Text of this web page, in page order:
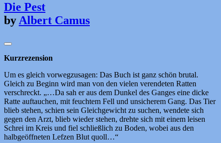
Die Pest
byAlbert Camus
Kurzrezension
Um es gleich vorwegzusagen: Das Buch ist ganz schön brutal.
Gleich zu Beginn wird man von den vielen verendeten Ratten
verschreckt. „…Da sah er aus dem Dunkel des Ganges eine dicke
Ratte auftauchen, mit feuchtem Fell und unsicherem Gang. Das Tier
blieb stehen, schien sein Gleichgewicht zu suchen, wendete sich
gegen den Arzt, blieb wieder stehen, drehte sich mit einem leisen
Schrei im Kreis und fiel schließlich zu Boden, wobei aus den
halbgeöffneten Lefzen Blut quoll…“